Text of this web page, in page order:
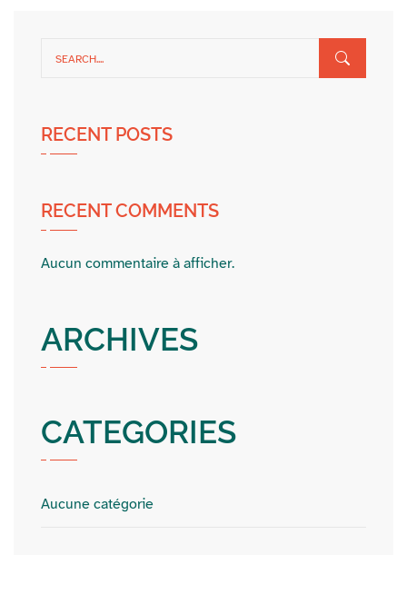
RECENT POSTS
RECENT COMMENTS
Aucun commentaire à afficher.
ARCHIVES
CATEGORIES
Aucune catégorie